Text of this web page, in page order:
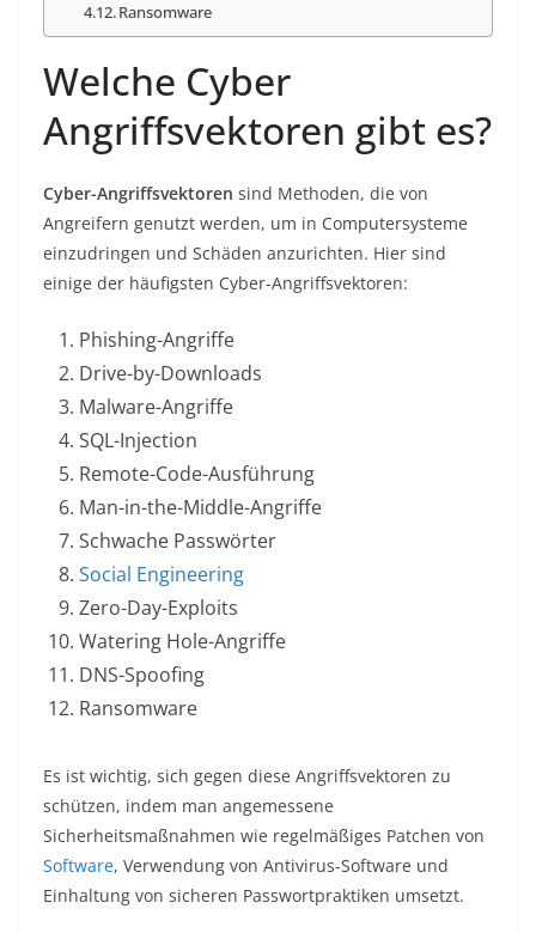
Ransomware
Welche Cyber
Angriffsvektoren gibt es?
Cyber-Angriffsvektoren sind Methoden, die von
Angreifern genutzt werden, um in Computersysteme
einzudringen und Schäden anzurichten. Hier sind
einige der häufigsten Cyber-Angriffsvektoren:
Phishing-Angriffe
Drive-by-Downloads
Malware-Angriffe
SQL-Injection
Remote-Code-Ausführung
Man-in-the-Middle-Angriffe
Schwache Passwörter
Social Engineering
Zero-Day-Exploits
Watering Hole-Angriffe
DNS-Spoofing
Ransomware
Es ist wichtig, sich gegen diese Angriffsvektoren zu
schützen, indem man angemessene
Sicherheitsmaßnahmen wie regelmäßiges Patchen von
Software, Verwendung von Antivirus-Software und
Einhaltung von sicheren Passwortpraktiken umsetzt.